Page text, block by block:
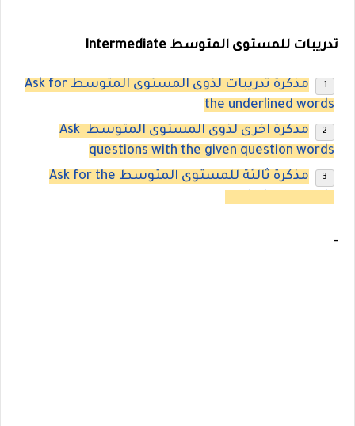
تدريبات للمستوى المتوسط Intermediate
مذكرة تدريبات لذوى المستوى المتوسط Ask for
the underlined words
مذكرة اخرى لذوى المستوى المتوسط Ask
questions with the given question words
مذكرة ثالثة للمستوى المتوسط Ask for the
-